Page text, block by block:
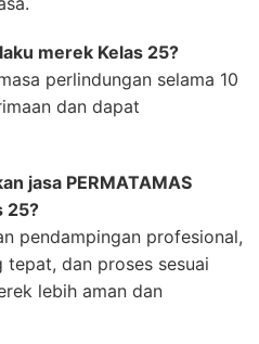
merek Kelas 25?
perlindungan selama 10
dan dapat
jasa PERMATAMAS
25?
pendampingan profesional,
dan proses sesuai
lebih aman dan